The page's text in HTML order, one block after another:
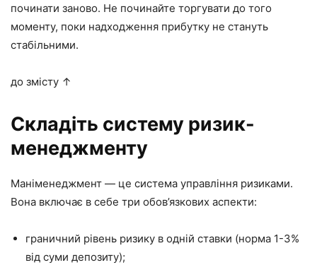
починати заново. Не починайте торгувати до того
моменту, поки надходження прибутку не стануть
стабільними.
до змісту ↑
Складіть систему ризик-
менеджменту
Маніменеджмент — це система управління ризиками.
Вона включає в себе три обов’язкових аспекти:
граничний рівень ризику в одній ставки (норма 1-3%
від суми депозиту);